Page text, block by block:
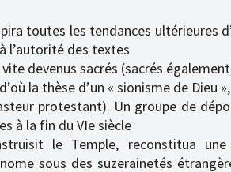
toutes les tendances ultérieures
l’autorité des textes
devenus sacrés (sacrés
la thèse d’un « sionisme de Dieu
protestant). Un groupe de
à la fin du VIe siècle
le Temple, reconstitua
sous des suzerainetés